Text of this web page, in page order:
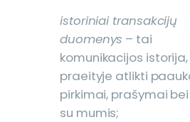
istoriniai transakcijų
duomenys – tai
komunikacijos
praeityje atlikti
pirkimai, prašymai
su mumis;